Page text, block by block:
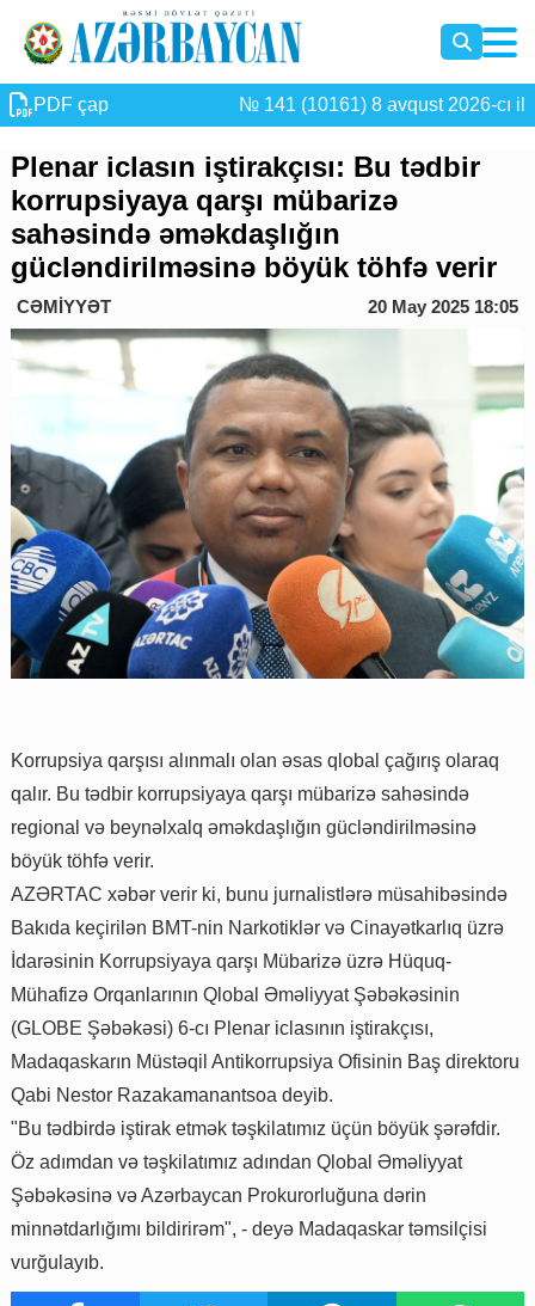
PDF çap № 141 (10161) 8 avqust 2026-cı il
Plenar iclasın iştirakçısı: Bu tədbir
korrupsiyaya qarşı mübarizə
sahəsində əməkdaşlığın
gücləndirilməsinə böyük töhfə verir
CƏMİYYƏT 20 May 2025 18:05
Korrupsiya qarşısı alınmalı olan əsas qlobal çağırış olaraq
qalır. Bu tədbir korrupsiyaya qarşı mübarizə sahəsində
regional və beynəlxalq əməkdaşlığın gücləndirilməsinə
böyük töhfə verir.
AZƏRTAC xəbər verir ki, bunu jurnalistlərə müsahibəsində
Bakıda keçirilən BMT-nin Narkotiklər və Cinayətkarlıq üzrə
İdarəsinin Korrupsiyaya qarşı Mübarizə üzrə Hüquq-
Mühafizə Orqanlarının Qlobal Əməliyyat Şəbəkəsinin
(GLOBE Şəbəkəsi) 6-cı Plenar iclasının iştirakçısı,
Madaqaskarın Müstəqil Antikorrupsiya Ofisinin Baş direktoru
Qabi Nestor Razakamanantsoa deyib.
"Bu tədbirdə iştirak etmək təşkilatımız üçün böyük şərəfdir.
Öz adımdan və təşkilatımız adından Qlobal Əməliyyat
Şəbəkəsinə və Azərbaycan Prokurorluğuna dərin
minnətdarlığımı bildirirəm", - deyə Madaqaskar təmsilçisi
vurğulayıb.